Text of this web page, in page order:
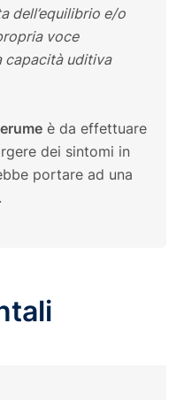
dell’equilibrio e/o
voce
capacità uditiva
è da effettuare
dei sintomi in
portare ad una
.